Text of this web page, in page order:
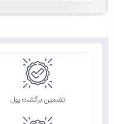
تضمین برگشت پول